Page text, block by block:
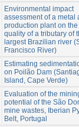
Environmental impact
assessment of a metal
production plant on
quality of a tributary of
largest Brazilian river
Francisco River)
Estimating
on Poilão Dam
Island, Cape Verde)
Evaluation of the
potential of the São
mine wastes, Iberian
Belt, Portugal